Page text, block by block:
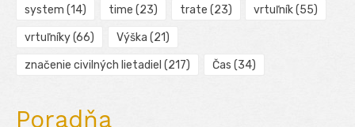
system (14) time (23) trate (23) vrtuľník(55)
vrtuľníky(66) Výška (21)
značenie civilných lietadiel (217) Čas (34)
Poradňa